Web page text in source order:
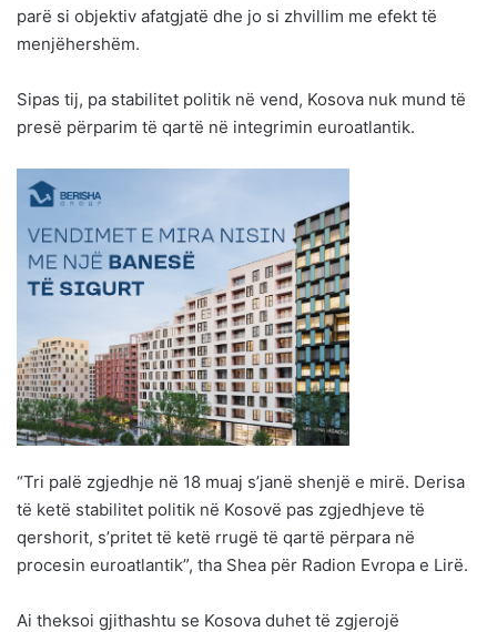
parë si objektiv afatgjatë dhe jo si zhvillim me efekt të
menjëhershëm.
Sipas tij, pa stabilitet politik në vend, Kosova nuk mund të
presë përparim të qartë në integrimin euroatlantik.
“Tri palë zgjedhje në 18 muaj s’janë shenjë e mirë. Derisa
të ketë stabilitet politik në Kosovë pas zgjedhjeve të
qershorit, s’pritet të ketë rrugë të qartë përpara në
procesin euroatlantik”, tha Shea për Radion Evropa e Lirë.
Ai theksoi gjithashtu se Kosova duhet të zgjerojë